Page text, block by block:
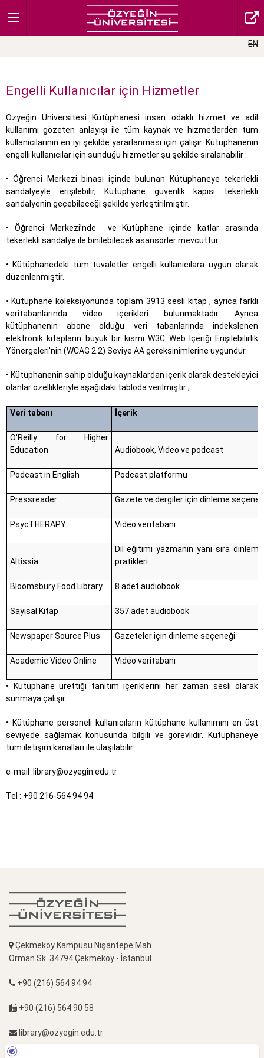
EN
Engelli Kullanıcılar için Hizmetler
Özyeğin Üniversitesi Kütüphanesi insan odaklı hizmet ve adil
kullanımı gözeten anlayışı ile tüm kaynak ve hizmetlerden tüm
kullanıcılarının en iyi şekilde yararlanması için çalışır. Kütüphanenin
engelli kullanıcılar için sunduğu hizmetler şu şekilde sıralanabilir :
• Öğrenci Merkezi binası içinde bulunan Kütüphaneye tekerlekli
sandalyeyle erişilebilir, Kütüphane güvenlik kapısı tekerlekli
sandalyenin geçebileceği şekilde yerleştirilmiştir.
• Öğrenci Merkezi’nde ve Kütüphane içinde katlar arasında
tekerlekli sandalye ile binilebilecek asansörler mevcuttur.
• Kütüphanedeki tüm tuvaletler engelli kullanıcılara uygun olarak
düzenlenmiştir.
• Kütüphane koleksiyonunda toplam 3913 sesli kitap , ayrıca farklı
veritabanlarında video içerikleri bulunmaktadır. Ayrıca
kütüphanenin abone olduğu veri tabanlarında indekslenen
elektronik kitapların büyük bir kısmı W3C Web İçeriği Erişilebilirlik
Yönergeleri'nin (WCAG 2.2) Seviye AA gereksinimlerine uygundur.
• Kütüphanenin sahip olduğu kaynaklardan içerik olarak destekleyici
olanlar özellikleriyle aşağıdaki tabloda verilmiştir ;
Veri tabanı İçerik
O'Reilly for Higher
Education
Audiobook, Video ve podcast
Podcast in English Podcast platformu
Pressreader Gazete ve dergiler için dinleme
PsycTHERAPY Video veritabanı
Altissia
Dil eğitimi yazmanın yanı sıra
pratikleri
Bloomsbury Food Library 8 adet audiobook
Sayısal Kitap 357 adet audiobook
Newspaper Source Plus Gazeteler için dinleme seçeneği
Academic Video Online Video veritabanı
• Kütüphane ürettiği tanıtım içeriklerini her zaman sesli olarak
sunmaya çalışır.
• Kütüphane personeli kullanıcıların kütüphane kullanımını en üst
seviyede sağlamak konusunda bilgili ve görevlidir. Kütüphaneye
tüm iletişim kanalları ile ulaşılabilir.
e-mail :library@ozyegin.edu.tr
Tel : +90 216-564 94 94
Çekmeköy Kampüsü Nişantepe Mah.
Orman Sk. 34794 Çekmeköy - İstanbul
+90 (216) 564 94 94
+90 (216) 564 90 58
library@ozyegin.edu.tr